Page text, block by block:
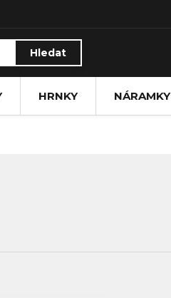
Hledat
HRNKY NÁRAMKY